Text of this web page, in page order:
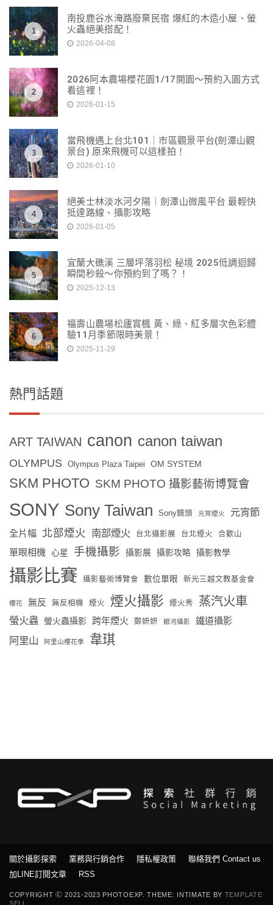
1
南投鹿谷水淹路廢棄民宿 爆紅的木造小屋、螢
火蟲絕美搭配！
2026-04-08
2
2026阿本農場櫻花園1/17開園～預約入園方式
看這裡！
2026-01-15
3
當飛機遇上台北101｜市區觀景平台(劍潭山觀
景台) 原來飛機可以這樣拍！
2026-01-10
4
絕美士林淡水河夕陽｜劍潭山微風平台 最輕快
抵達路線、攝影攻略
2026-01-05
5
宜蘭大礁溪 三層坪落羽松 秘境 2025低調迴歸
瞬間秒殺～你預約到了嗎？！
2025-12-13
6
福壽山農場松廬賞楓 黃、綠、紅多層次色彩體
驗11月季節限時美景！
2025-11-29
熱門話題
ART TAIWAN canon canon taiwan
OLYMPUS Olympus Plaza Taipei OM SYSTEM
SKM PHOTO SKM PHOTO 攝影藝術博覽會
SONY Sony Taiwan Sony鏡頭 元宵煙火 元宵節
全片幅 北部煙火 南部煙火 台北攝影展 台北煙火 合歡山
單眼相機 心星 手機攝影 攝影展 攝影攻略 攝影教學
攝影比賽 攝影藝術博覽會 數位單眼 新光三越文教基金會
櫻花 無反 無反相機 煙火 煙火攝影 煙火秀 蒸汽火車
螢火蟲 螢火蟲攝影 跨年煙火 鄭妍妍 銀河攝影 鐵道攝影
阿里山 阿里山櫻花季 韋琪
COPYRIGHT Ⓒ 2021-2023 PHOTOEXP. THEME: INTIMATE BY TEMPLATE
SELL
關於攝影探索 業務與行銷合作 隱私權政策
聯絡我們 Contact us
加LINE訂閱文章
RSS